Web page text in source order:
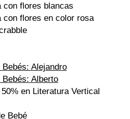
con flores blancas
con flores en color rosa
Alejandro
Alberto
en Literatura Vertical
Bebé